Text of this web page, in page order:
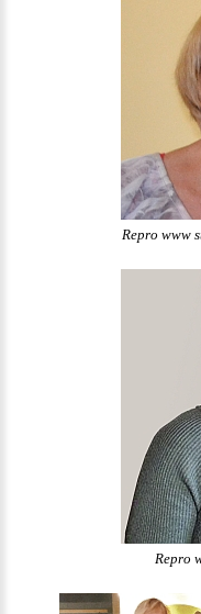
Repro www
Repro